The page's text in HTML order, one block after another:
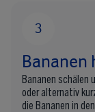
Bananen
Bananen schälen
oder alternativ
die Bananen in